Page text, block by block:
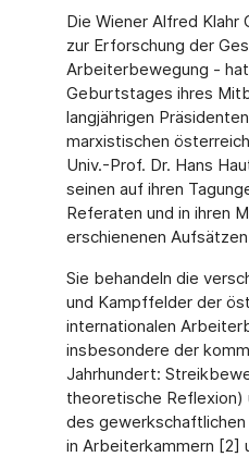
Die Wiener Alfred Klahr
zur Erforschung der
Arbeiterbewegung -
Geburtstages ihres
langjährigen
marxistischen
Univ.-Prof. Dr. Hans
seinen auf ihren
Referaten und in ihren
erschienenen
Sie behandeln die
und Kampffelder der
internationalen
insbesondere der
Jahrhundert:
theoretische Reflexion)
des
in Arbeiterkammern [2]